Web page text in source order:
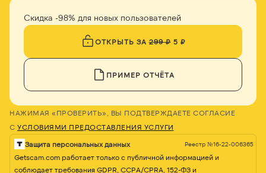
Скидка -98% для новых пользователей
ОТКРЫТЬ ЗА299 ₽5 ₽
ПРИМЕР ОТЧЁТА
НАЖИМАЯ «ПРОВЕРИТЬ», ВЫ ПОДТВЕРЖДАЕТЕ СОГЛАСИЕ
С УСЛОВИЯМИ ПРЕДОСТАВЛЕНИЯ УСЛУГИ
Защита персональных данных Реестр №16-22-006365
Getscam.com работает только с публичной информацией и
соблюдает требования GDPR, CCPA/CPRA, 152-ФЗ и